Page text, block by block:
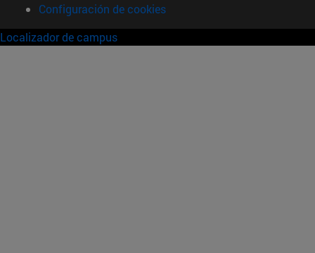
Configuración de cookies
Localizador de campus